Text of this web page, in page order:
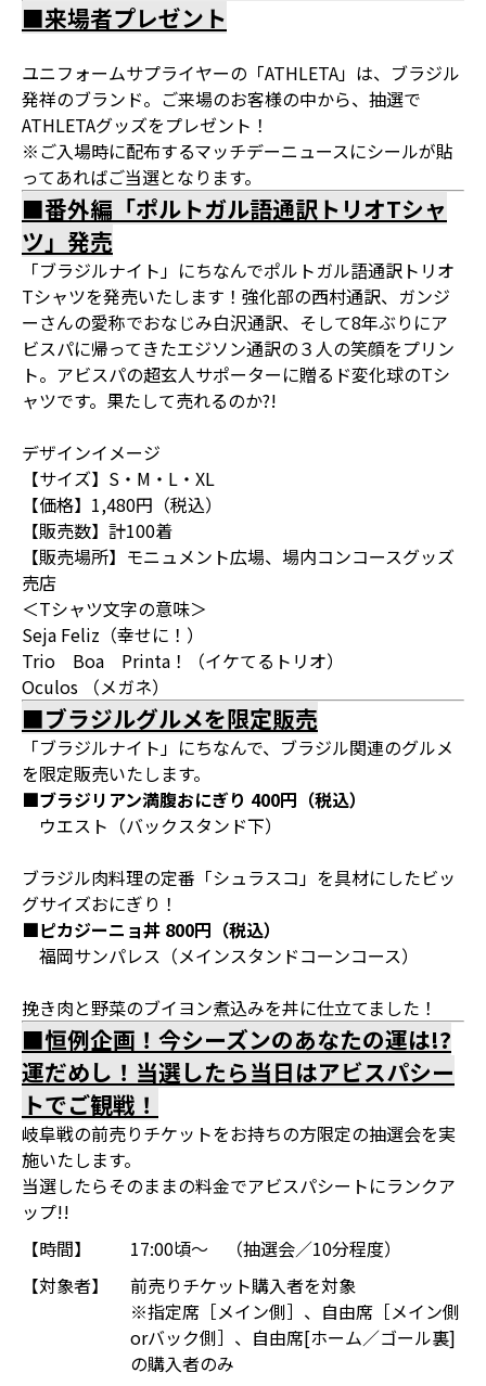
■来場者プレゼント
ユニフォームサプライヤーの「ATHLETA」は、ブラジル
発祥のブランド。ご来場のお客様の中から、抽選で
ATHLETAグッズをプレゼント！
※ご入場時に配布するマッチデーニュースにシールが貼
ってあればご当選となります。
■番外編「ポルトガル語通訳トリオTシャ
ツ」発売
「ブラジルナイト」にちなんでポルトガル語通訳トリオ
Tシャツを発売いたします！強化部の西村通訳、ガンジ
ーさんの愛称でおなじみ白沢通訳、そして8年ぶりにア
ビスパに帰ってきたエジソン通訳の３人の笑顔をプリン
ト。アビスパの超玄人サポーターに贈るド変化球のTシ
ャツです。果たして売れるのか?!
デザインイメージ
【サイズ】S・M・L・XL
【価格】1,480円（税込）
【販売数】計100着
【販売場所】モニュメント広場、場内コンコースグッズ
売店
＜Tシャツ文字の意味＞
Seja Feliz（幸せに！）
Trio Boa Printa！（イケてるトリオ）
Oculos （メガネ）
■ブラジルグルメを限定販売
「ブラジルナイト」にちなんで、ブラジル関連のグルメ
を限定販売いたします。
■ブラジリアン満腹おにぎり 400円（税込）
ウエスト（バックスタンド下）
ブラジル肉料理の定番「シュラスコ」を具材にしたビッ
グサイズおにぎり！
■ピカジーニョ丼 800円（税込）
福岡サンパレス（メインスタンドコーンコース）
挽き肉と野菜のブイヨン煮込みを丼に仕立てました！
■恒例企画！今シーズンのあなたの運は!?
運だめし！当選したら当日はアビスパシー
トでご観戦！
岐阜戦の前売りチケットをお持ちの方限定の抽選会を実
施いたします。
当選したらそのままの料金でアビスパシートにランクア
ップ!!
【時間】
17:00頃～ （抽選会／10分程度）
【対象者】
前売りチケット購入者を対象
※指定席［メイン側］、自由席［メイン側
orバック側］、自由席[ホーム／ゴール裏]
の購入者のみ